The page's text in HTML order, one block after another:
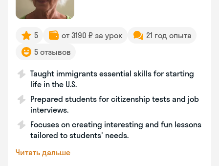
5 от 3190 ₽ за урок
21 год опыта
5 отзывов
Taught immigrants essential skills for starting
life in the U.S.
Prepared students for citizenship tests and job
interviews.
Focuses on creating interesting and fun lessons
tailored to students' needs.
Читать дальше